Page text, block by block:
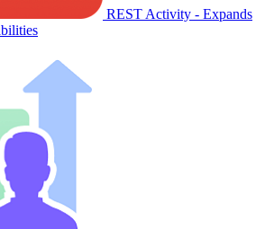
REST Activity - Expands